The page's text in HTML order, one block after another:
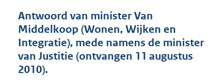
t
e
:
4
3
Antwoord van minister Van
Middelkoop (Wonen, Wijken en
Integratie), mede namens de minister
van Justitie (ontvangen 11 augustus
2010).